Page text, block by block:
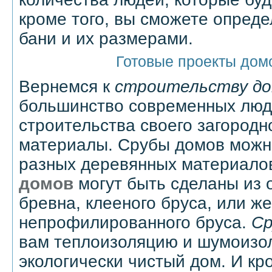
кроме того, вы сможете
бани и их размерами.
Готовые проекты
Вернемся к строительству
большинство современных
строительства своего
материалы. Срубы домов
разных деревянных
домов могут быть сделаны из
бревна, клееного бруса, или
непрофилированного бруса.
вам теплоизоляцию и
экологически чистый дом. И